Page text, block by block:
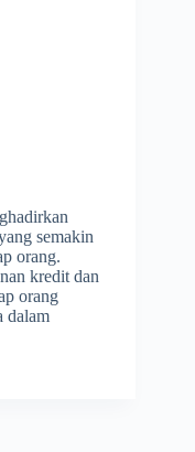
semakin
orang.
kredit dan
orang
dalam